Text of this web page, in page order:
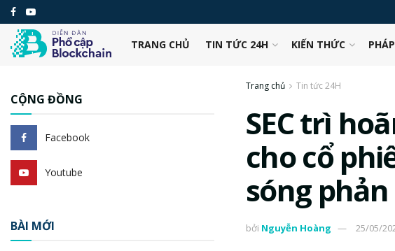
TRANG CHỦ TIN TỨC 24H KIẾN THỨC
Trang chủ Tin tức 24H
SEC trì
cho cổ
sóng
bởi Nguyễn Hoàng 25/05/
CỘNG ĐỒNG
Facebook
Youtube
BÀI MỚI